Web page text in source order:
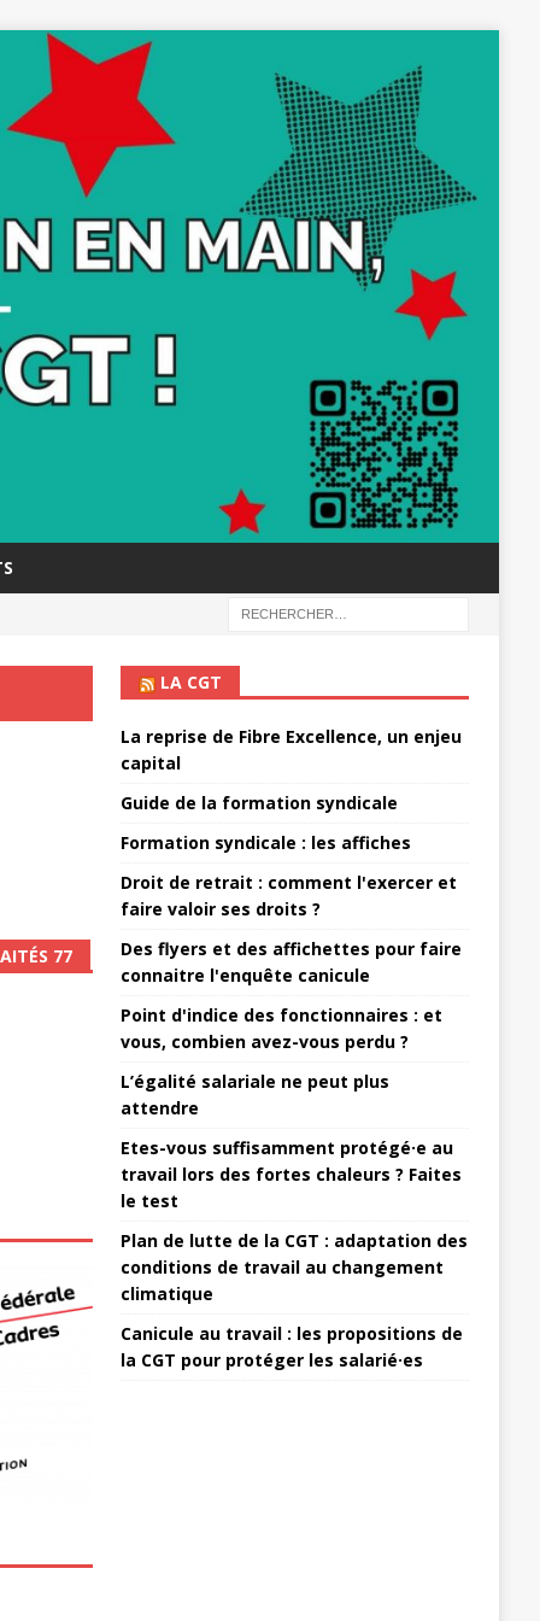
77
LA CGT
La reprise de Fibre Excellence, un enjeu
capital
Guide de la formation syndicale
Formation syndicale : les affiches
Droit de retrait : comment l'exercer et
faire valoir ses droits ?
Des flyers et des affichettes pour faire
connaitre l'enquête canicule
Point d'indice des fonctionnaires : et
vous, combien avez-vous perdu ?
L’égalité salariale ne peut plus
attendre
Etes-vous suffisamment protégé·e au
travail lors des fortes chaleurs ? Faites
le test
Plan de lutte de la CGT : adaptation des
conditions de travail au changement
climatique
Canicule au travail : les propositions de
la CGT pour protéger les salarié·es